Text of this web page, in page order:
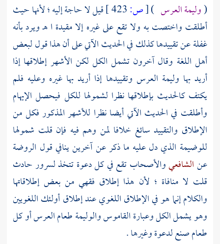
(وليمة العرس )
[ص:
قيل لا حاجة إليه ؛ لأنها حيث
أطلقت واختصت به ولا تقع على غيره إلا مقيدة ا هـ ويرد بأنه
غفلة عن تقييدها كذلك في الحديث الآتي على أن هذا قول لبعض
أهل اللغة وقال آخرون تشمل الكل لكن الأشهر إطلاقها إذا
أريد بها وليمة العرس وتقييدها إذا أريد بها غيره وعليه فلم
يكتف كالحديث بإطلاقها نظرا لشمولها للكل فيحصل الإيهام
وأطلقت في الحديث الآتي أيضا نظرا للأشهر المذكور فكل من
الإطلاق والتقييد سائغ خلافا لمن وهم فيه فإن قلت شمولها
للوضيمة الذي دل عليه ما ذكر عن آخرين ينافي قول الروضة
عنالشافعيوالأصحاب تقع في كل دعوة تتخذ لسرور حادث
قلت لا منافاة ؛ لأن هذا إطلاق فقهي من بعض إطلاقاتها
والكلام إنما هو في الإطلاق اللغوي عند إطلاق أولئك اللغويين
وهو يشمل الكل وعبارة القاموس والوليمة طعام العرس أو كل
طعام صنع لدعوة وغيرها .